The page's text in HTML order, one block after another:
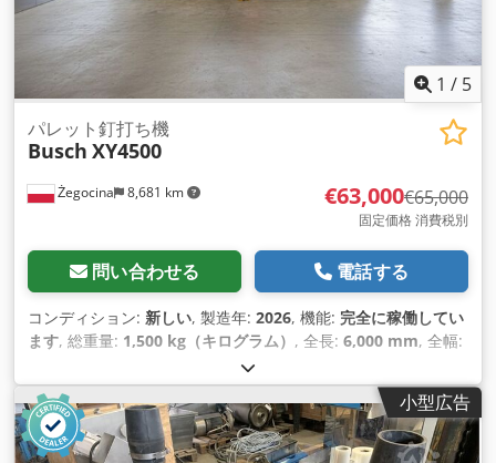
1 / 5
Żegocina 8,681 km
パレット釘打ち機
Busch XY4500
€63,000€65,000
固定価格 消費税別
問い合わせる 電話する
コンディション: 新しい, 製造年: 2026, 機能: 完全に稼働してい
ます, 総重量: 1,500 kg（キログラム） , 全長: 6,000 mm, 全幅:
, 作動圧力:
保証期間:24 ヶ月,
小型広告